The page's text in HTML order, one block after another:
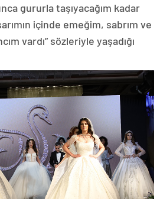
gururla taşıyacağım kadar
içinde emeğim, sabrım ve
vardı” sözleriyle yaşadığı